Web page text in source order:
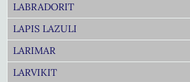
LABRADORIT
LAPIS LAZULI
LARIMAR
LARVIKIT